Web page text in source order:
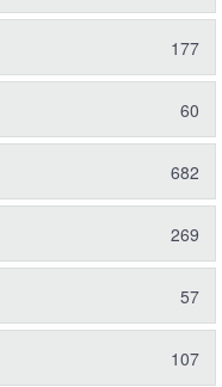
177
60
682
269
57
107